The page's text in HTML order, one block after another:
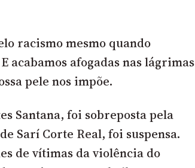
racismo mesmo quando
acabamos afogadas nas lágrimas
pele nos impõe.
Santana, foi sobreposta pela
Sarí Corte Real, foi suspensa.
de vítimas da violência do